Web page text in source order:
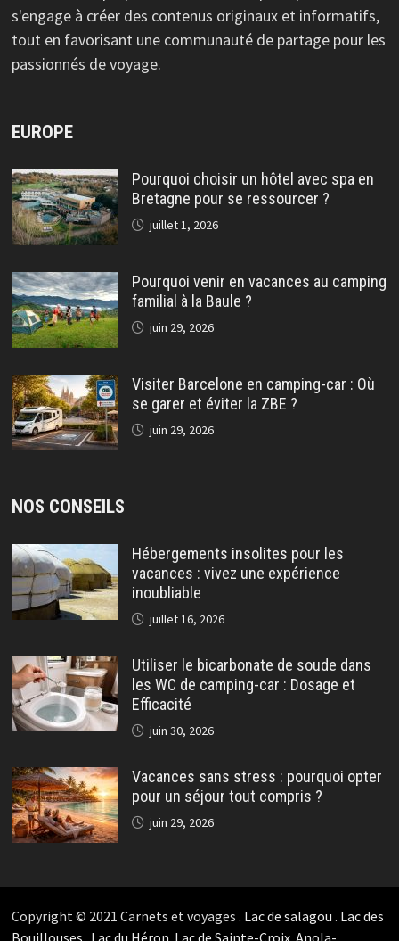
s'engage à créer des contenus originaux et informatifs,
tout en favorisant une communauté de partage pour les
passionnés de voyage.
EUROPE
Pourquoi choisir un hôtel avec spa en
Bretagne pour se ressourcer ?
juillet 1, 2026
Pourquoi venir en vacances au camping
familial à la Baule ?
juin 29, 2026
Visiter Barcelone en camping-car : Où
se garer et éviter la ZBE ?
juin 29, 2026
NOS CONSEILS
Hébergements insolites pour les
vacances : vivez une expérience
inoubliable
juillet 16, 2026
Utiliser le bicarbonate de soude dans
les WC de camping-car : Dosage et
Efficacité
juin 30, 2026
Vacances sans stress : pourquoi opter
pour un séjour tout compris ?
juin 29, 2026
Copyright © 2021 Carnets et voyages . Lac de salagou . Lac des
Bouillouses Lac du Héron Lac de Sainte-Croix .Anola-